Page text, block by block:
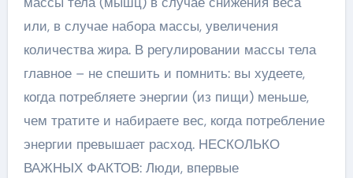
или, в случае набора массы, увеличения
количества жира. В регулировании массы тела
главное – не спешить и помнить: вы худеете,
когда потребляете энергии (из пищи) меньше,
чем тратите и набираете вес, когда потребление
энергии превышает расход. НЕСКОЛЬКО
ВАЖНЫХ ФАКТОВ: Люди, впервые